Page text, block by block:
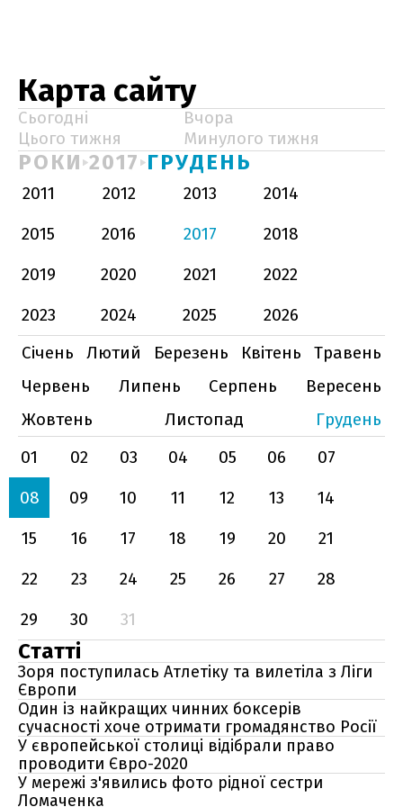
Карта сайту
Сьогодні
Вчора
Цього тижня
Минулого тижня
РОКИ 2017 ГРУДЕНЬ
2011 2012 2013
2014
2015
2016 2017
2018
2019
2020 2021
2022
2023
2024 2025
2026
Січень
Лютий Березень Квітень
Травень
Червень
Липень Серпень
Вересень
Жовтень
Листопад
Грудень
01
02 03 04 05 06
07
08
09 10 11 12 13
14
15
16 17 18 19 20
21
22
23 24 25 26 27
28
29
30 31
Статті
Зоря поступилась Атлетіку та вилетіла з Ліги
Європи
Один із найкращих чинних боксерів
сучасності хоче отримати громадянство Росії
У європейської столиці відібрали право
проводити Євро-2020
У мережі з'явились фото рідної сестри
Ломаченка